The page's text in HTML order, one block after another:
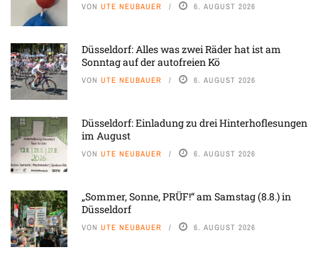
VON UTE NEUBAUER 6. AUGUST 2026
Düsseldorf: Alles was zwei Räder hat ist am
Sonntag auf der autofreien Kö
VON UTE NEUBAUER 6. AUGUST 2026
Düsseldorf: Einladung zu drei Hinterhoflesungen
im August
VON UTE NEUBAUER 6. AUGUST 2026
„Sommer, Sonne, PRÜF!“ am Samstag (8.8.) in
Düsseldorf
VON UTE NEUBAUER 6. AUGUST 2026